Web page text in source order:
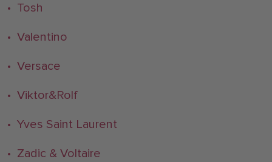
• Tosh
• Valentino
• Versace
• Viktor&Rolf
• Yves Saint Laurent
• Zadic & Voltaire